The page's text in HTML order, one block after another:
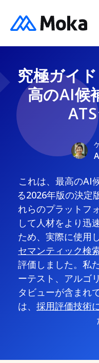
究極ガイ
高のAI候
これは、最高のAI
る2026年版の決定
れらのプラットフ
して人材をより迅
ため、実際に使用
セマンティック検
評価しました。私
ーテスト、アルゴ
タビューが含まれ
は、 採用評価技術